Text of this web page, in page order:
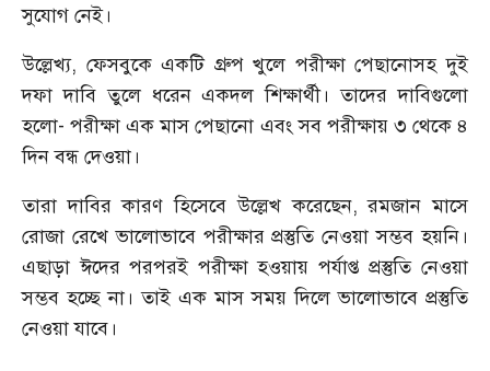
সুযোগ নেই।
উল্লেখ্য, ফেসবুকে একটি গ্রুপ খুলে পরীক্ষা পেছানোসহ দুই
দফা দাবি তুলে ধরেন একদল শিক্ষার্থী। তাদের দাবিগুলো
হলো- পরীক্ষা এক মাস পেছানো এবং সব পরীক্ষায় ৩ থেকে ৪
দিন বন্ধ দেওয়া।
তারা দাবির কারণ হিসেবে উল্লেখ করেছেন, রমজান মাসে
রোজা রেখে ভালোভাবে পরীক্ষার প্রস্তুতি নেওয়া সম্ভব হয়নি।
এছাড়া ঈদের পরপরই পরীক্ষা হওয়ায় পর্যাপ্ত প্রস্তুতি নেওয়া
সম্ভব হচ্ছে না। তাই এক মাস সময় দিলে ভালোভাবে প্রস্তুতি
নেওয়া যাবে।